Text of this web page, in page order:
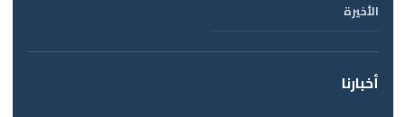
الأخيرة
أخبارنا